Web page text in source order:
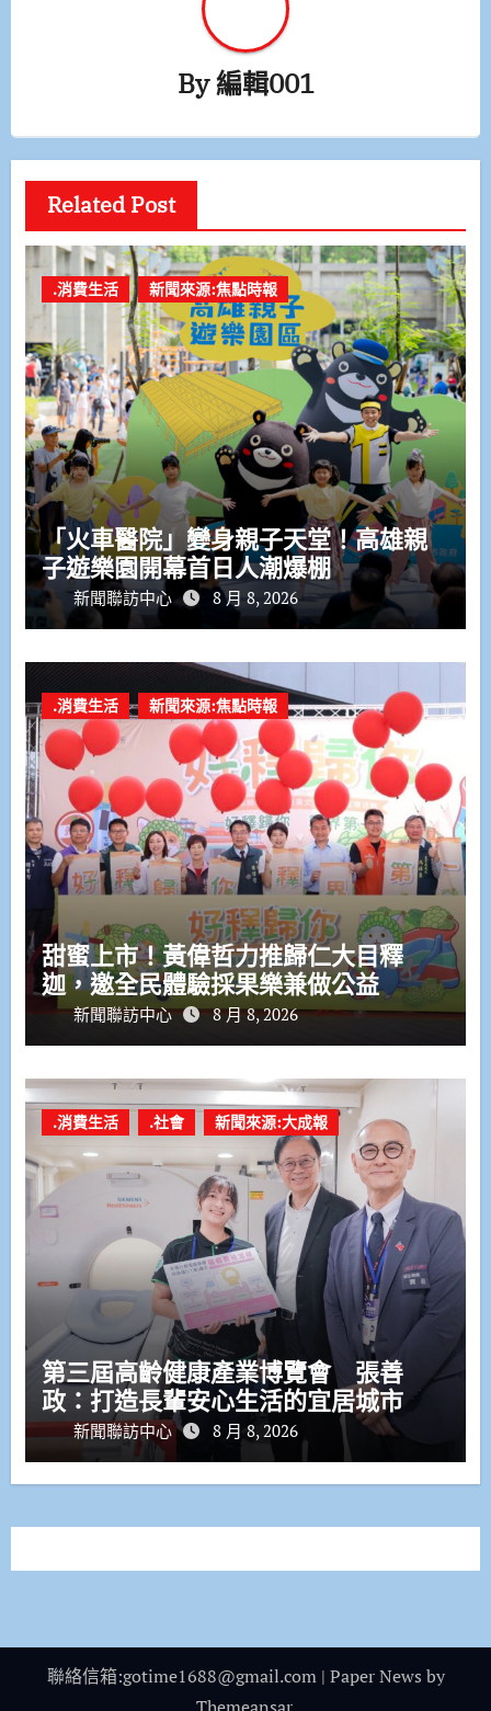
By編輯001
Related Post
.消費生活 新聞來源:焦點時報
「火車醫院」變身親子天堂！高雄親
子遊樂園開幕首日人潮爆棚
新聞聯訪中心 8 月 8, 2026
.消費生活 新聞來源:焦點時報
甜蜜上市！黃偉哲力推歸仁大目釋
迦，邀全民體驗採果樂兼做公益
新聞聯訪中心 8 月 8, 2026
.消費生活 .社會 新聞來源:大成報
第三屆高齡健康產業博覽會 張善
政：打造長輩安心生活的宜居城市
新聞聯訪中心 8 月 8, 2026
聯絡信箱:gotime1688@gmail.com | Paper News by